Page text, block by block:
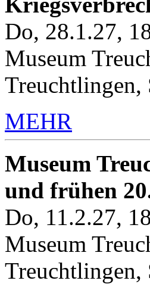
Do, 28.1.27,
Museum
Treuchtlingen,
MEHR
Museum
und frühen
Do, 11.2.27,
Museum
Treuchtlingen,